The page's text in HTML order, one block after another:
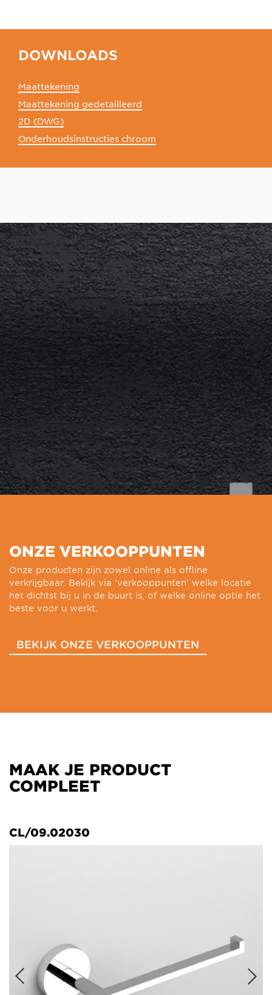
DOWNLOADS
Maattekening
Maattekening gedetailleerd
2D (DWG)
Onderhoudsinstructies chroom
ONZE VERKOOPPUNTEN
Onze producten zijn zowel online als offline
verkrijgbaar. Bekijk via ‘verkooppunten’ welke locatie
het dichtst bij u in de buurt is, of welke online optie het
beste voor u werkt.
BEKIJK ONZE VERKOOPPUNTEN
MAAK JE PRODUCT
COMPLEET
CL/09.02030